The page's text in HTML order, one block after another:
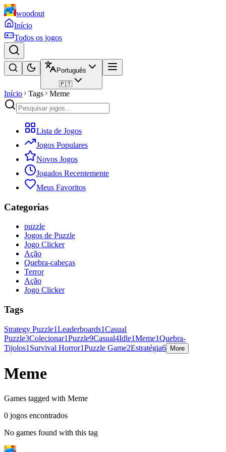
woodout
Início
Todos os jogos
Português
🇵🇹
Início Tags Meme
Lista de Jogos
Jogos Populares
Novos Jogos
Jogados Recentemente
Meus Favoritos
Categorias
puzzle
Jogos de Puzzle
Jogo Clicker
Ação
Quebra-cabeças
Terror
Ação
Jogo Clicker
Tags
Strategy Puzzle1Leaderboards1Casual
Puzzle3Colecionar1Puzzle9Casual4Idle1Meme1Quebra-
Tijolos1 Survival Horror1Puzzle Game2Estratégia6 More
Meme
Games tagged with Meme
0 jogos encontrados
No games found with this tag